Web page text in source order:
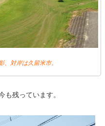
、対岸は久留米市。
も残っています。